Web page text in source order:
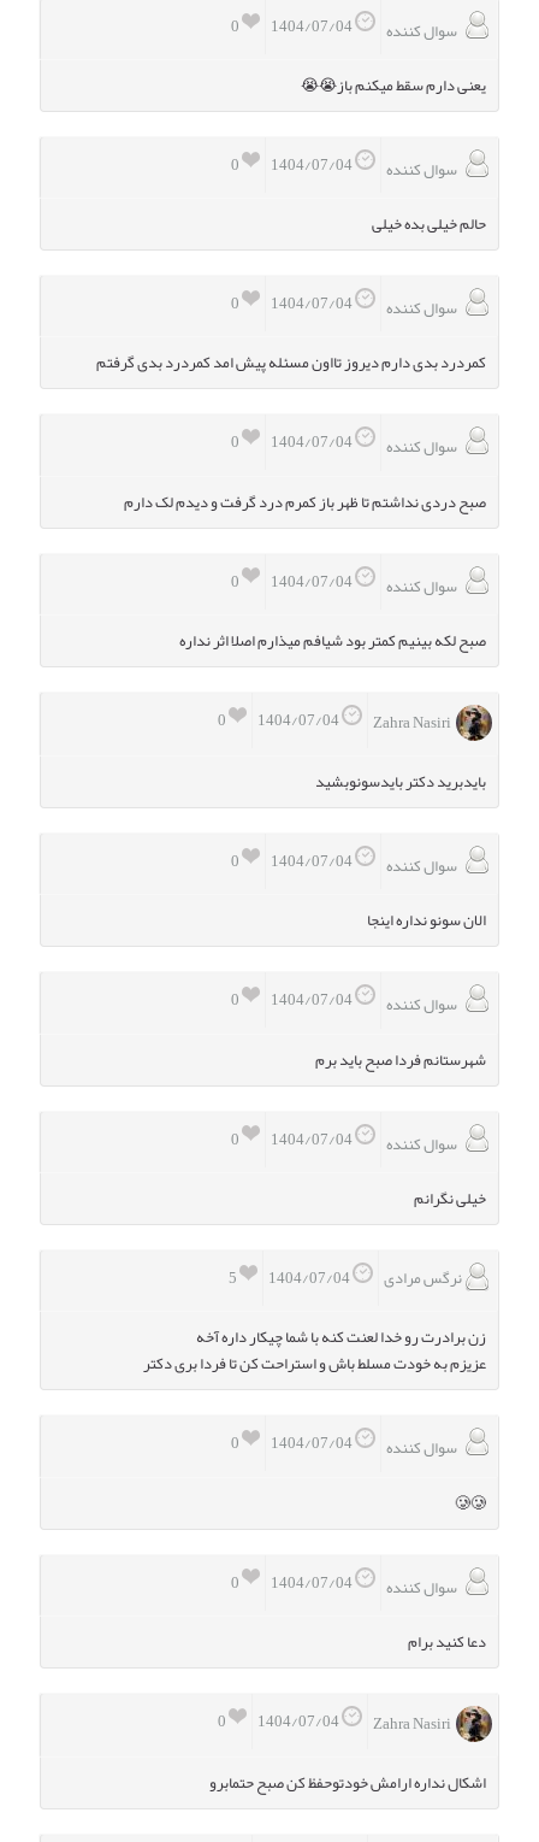
0
سوال کننده
یعنی دارم سقط میکنم باز😭😭
0
سوال کننده
حالم خیلی بده خیلی
0
سوال کننده
کمردرد بدی دارم دیروز تااون مسئله پیش امد کمردرد بدی گرفتم
0
سوال کننده
صبح دردی نداشتم تا ظهر باز کمرم درد گرفت و دیدم لک دارم
0
سوال کننده
صبح لکه بینیم کمتر بود شیافم میذارم اصلا اثر نداره
0
Zahra Nasiri
بایدبرید دکتر بایدسونوبشید
0
سوال کننده
الان سونو نداره اینجا
0
سوال کننده
شهرستانم فردا صبح باید برم
0
سوال کننده
خیلی نگرانم
5
نرگس مرادی
زن برادرت رو خدا لعنت کنه با شما چیکار داره آخه
عزیزم به خودت مسلط باش و استراحت کن تا فردا بری دکتر
0
سوال کننده
🥲🥲
0
سوال کننده
دعا کنید برام
0
Zahra Nasiri
اشکال نداره ارامش خودتوحفظ کن صبح حتمابرو